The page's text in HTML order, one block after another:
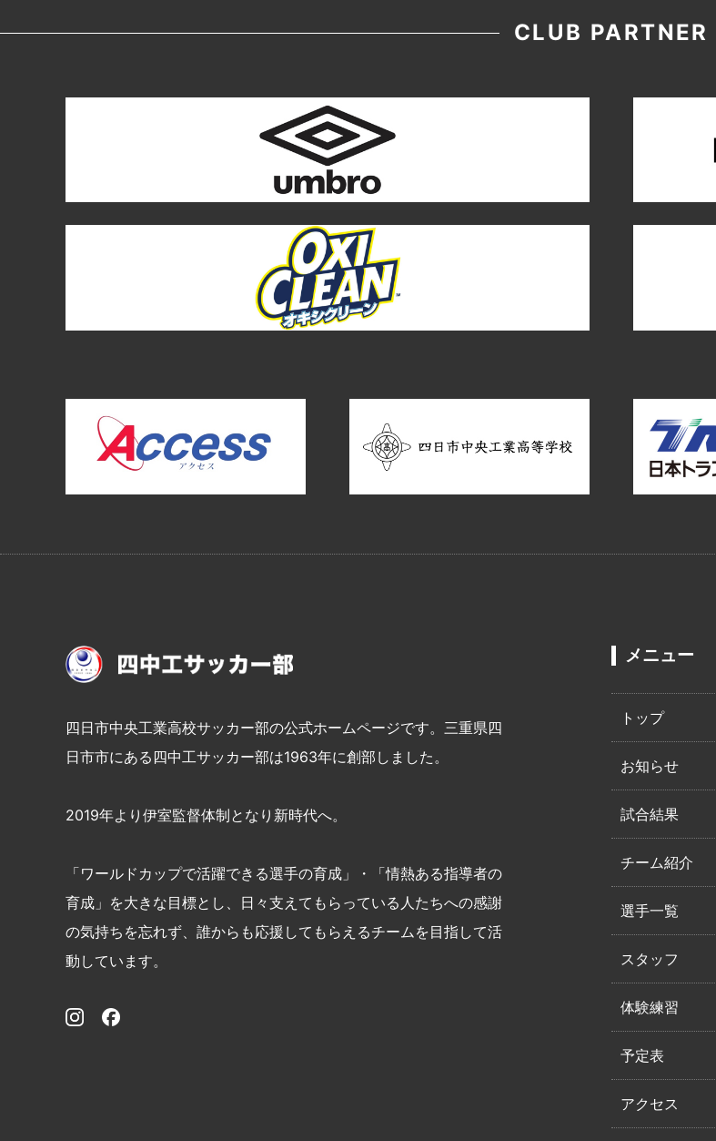
CLUB PARTNER
四日市中央工業高校サッカー部の公式ホームページです。三重県四
日市市にある四中工サッカー部は1963年に創部しました。
2019年より伊室監督体制となり新時代へ。
「ワールドカップで活躍できる選手の育成」・「情熱ある指導者の
育成」を大きな目標とし、日々支えてもらっている人たちへの感謝
の気持ちを忘れず、誰からも応援してもらえるチームを目指して活
動しています。
メニュー
トップ
お知らせ
試合結果
チーム紹介
選手一覧
スタッフ
体験練習
予定表
アクセス